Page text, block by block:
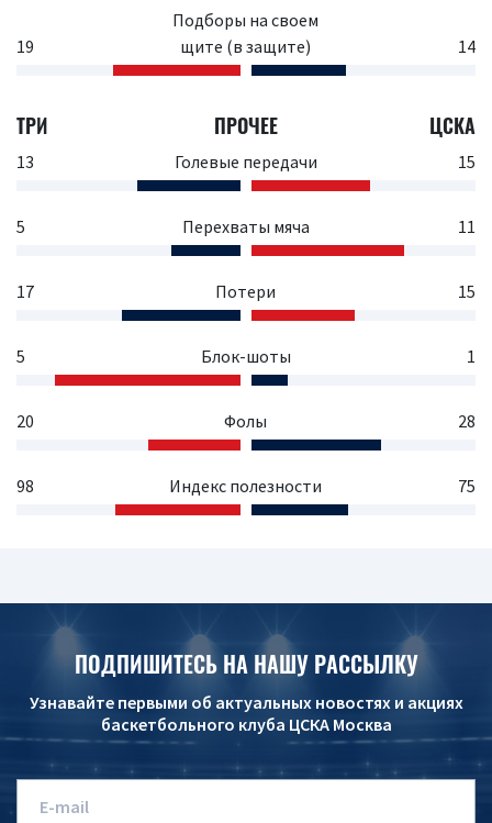
19
Подборы на своем
щите (в защите)
14
ТРИ ПРОЧЕЕ ЦСКА
13 Голевые передачи 15
5 Перехваты мяча 11
17 Потери 15
5 Блок-шоты 1
20 Фолы 28
98 Индекс полезности 75
ПОДПИШИТЕСЬ НА НАШУ РАССЫЛКУ
Узнавайте первыми об актуальных новостях и акциях
баскетбольного клуба ЦСКА Москва